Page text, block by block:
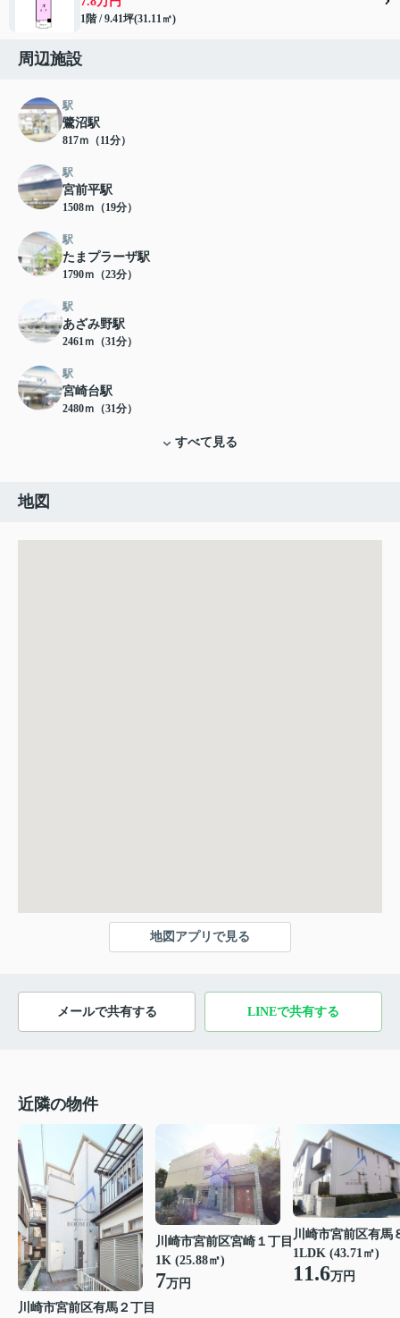
1階 / 9.41坪(31.11㎡)
周辺施設
駅
鷺沼駅
817ｍ（11分）
駅
宮前平駅
1508ｍ（19分）
駅
たまプラーザ駅
1790ｍ（23分）
駅
あざみ野駅
2461ｍ（31分）
駅
宮崎台駅
2480ｍ（31分）
すべて見る
地図
地図アプリで見る
メールで共有する LINEで共有する
近隣の物件
川崎市宮前区有馬２丁目
川崎市宮前区宮崎１丁目
1K (25.88㎡)
7万円
川崎市宮前区有馬
1LDK (43.71㎡)
11.6万円